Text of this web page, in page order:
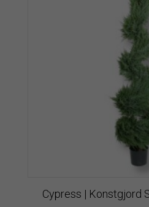
Cypress | Konstgjord